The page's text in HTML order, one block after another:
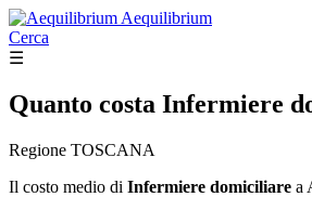
Aequilibrium
Cerca
☰
Quanto costa Infermiere
Regione TOSCANA
Il costo medio di Infermiere domiciliare a